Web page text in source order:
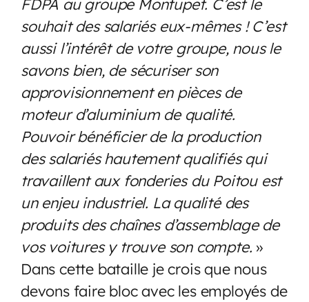
souhait des salariés eux-mêmes ! C’est
aussi l’intérêt de votre groupe, nous le
savons bien, de sécuriser son
approvisionnement en pièces de
moteur d’aluminium de qualité.
Pouvoir bénéficier de la production
des salariés hautement qualifiés qui
travaillent aux fonderies du Poitou est
un enjeu industriel. La qualité des
produits des chaînes d’assemblage de
vos voitures y trouve son compte. »
Dans cette bataille je crois que nous
devons faire bloc avec les employés de